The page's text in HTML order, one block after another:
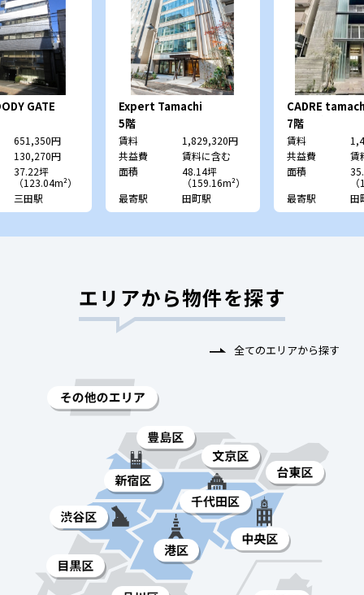
GATE
651,350円
130,270円
37.22坪
（123.04m²）
三田駅
Expert Tamachi
5階
賃料
1,829,320円
共益費
賃料に含む
面積
48.14坪
（159.16m²）
最寄駅
田町駅
CADRE
レ 田町）
7階
賃料
共益費
賃
面積
最寄駅
田
エリアから物件を探す
全てのエリアから探す